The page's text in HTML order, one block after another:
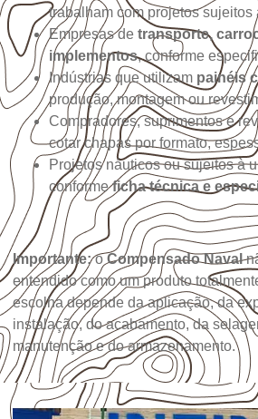
trabalham com projetos sujeitos
Empresas de transporte,
implementos, conforme
Indústrias que utilizam painéis
produção, montagem ou
Compradores, suprimentos e
cotar chapas por formato,
Projetos náuticos ou sujeitos à
conformeficha técnica e
Importante:oCompensado Naval
entendido como um produto
escolha depende da aplicação, da
instalação, do acabamento, da
manutenção e do armazenamento.